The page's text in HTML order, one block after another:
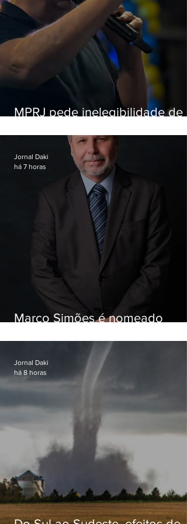
MPRJ pede inelegibilidade de
Marco Simões é nomeado
Jornal Daki
há 7 horas
Jornal Daki
há 8 horas